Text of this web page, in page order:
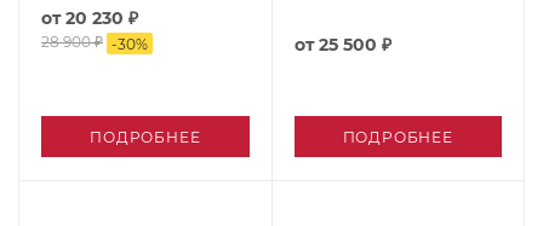
от20 230 ₽
28 900 ₽ -30%
ПОДРОБНЕЕ
от25 500 ₽
ПОДРОБНЕЕ